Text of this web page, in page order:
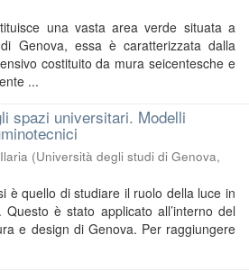
una vasta area verde situata a
Genova, essa è caratterizzata dalla
costituito da mura seicentesche e
...
spazi universitari. Modelli
(Università degli studi di Genova,
è quello di studiare il ruolo della luce in
è stato applicato all’interno del
e design di Genova. Per raggiungere